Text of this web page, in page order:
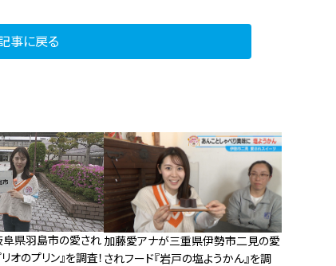
事に戻る
県羽島市の愛され
オのプリン』を調査！
加藤愛アナが三重県伊勢市二見の愛
されフード『岩戸の塩ようかん』を調